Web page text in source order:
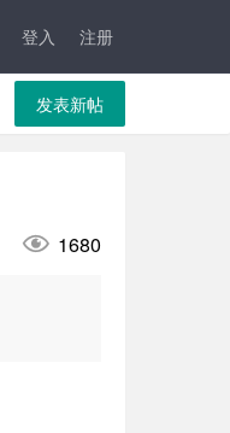
登入 注册
发表新帖
 1680